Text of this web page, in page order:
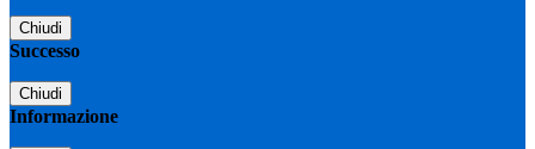
Chiudi
Successo
Chiudi
Informazione